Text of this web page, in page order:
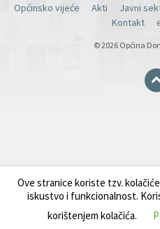
Općinsko vijeće
Akti Javni
Kontakt
© 2026 Općina
Ove stranice koriste tzv.
iskustvo i funkcionalnost.
korištenjem kolačića.